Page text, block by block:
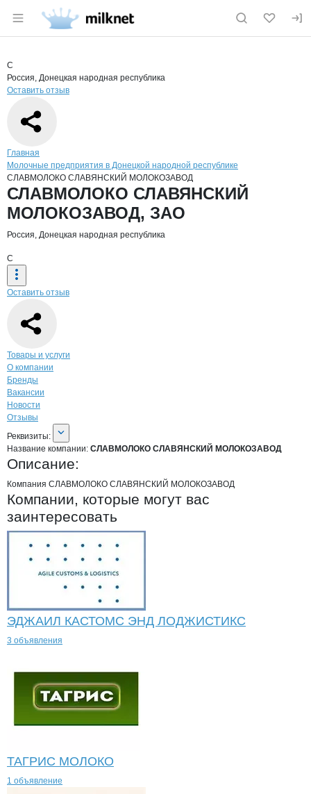
Раздел навигации по сайту milknet.ru
Страница компании
Страница компании
Краткая информация о компании
С
Россия, Донецкая народная республика
Оставить отзыв
Навигация по сайту
Главная
Молочные предприятия в Донецкой народной республике
СЛАВМОЛОКО СЛАВЯНСКИЙ МОЛОКОЗАВОД
Основная информация о компании
СЛАВМОЛОКО СЛАВЯНСКИЙ
МОЛОКОЗАВОД, ЗАО
Россия, Донецкая народная республика
С
Оставить отзыв
Навигация по странице
Товары и услуги
О компании
Бренды
Вакансии
Новости
Отзывы
О компании
Реквизиты
Реквизиты:
Название компании: СЛАВМОЛОКО СЛАВЯНСКИЙ МОЛОКОЗАВОД
Описание:
Компания СЛАВМОЛОКО СЛАВЯНСКИЙ МОЛОКОЗАВОД
Компании, которые могут вас
заинтересовать
ЭДЖАИЛ КАСТОМС ЭНД ЛОДЖИСТИКС
3 объявления
ТАГРИС МОЛОКО
1 объявление